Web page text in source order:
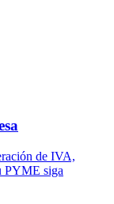
de IVA,
PYME siga